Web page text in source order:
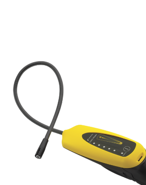
Aplicações
Detectores de
Service Tools
Contato
Artigos